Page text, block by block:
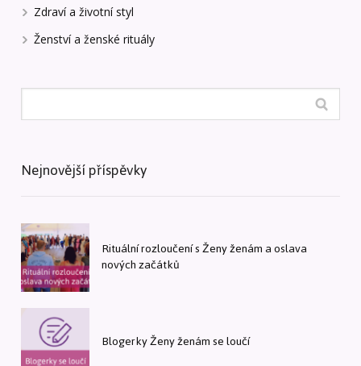
Zdraví a životní styl
Ženství a ženské rituály
Nejnovější příspěvky
Rituální rozloučení s Ženy ženám a oslava
nových začátků
Blogerky Ženy ženám se loučí